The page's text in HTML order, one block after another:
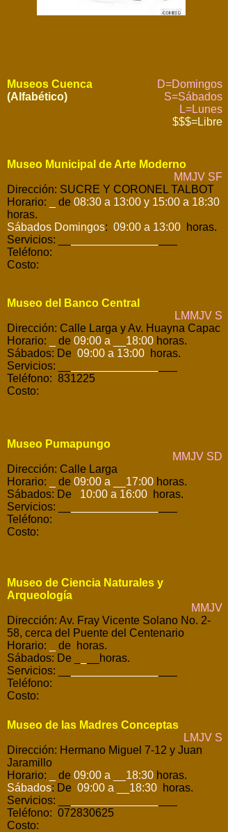
Museos Cuenca
(Alfabético)
D=Domingos
S=Sábados
L=Lunes
$$$=Libre
Museo Municipal de Arte Moderno
MMJV SF
Dirección: SUCRE Y CORONEL TALBOT
Horario:
de 08:30 a 13:00 y 15:00 a 18:30
horas.
Sábados Domingos: 09:00 a 13:00 horas.
Servicios: __
Teléfono:
Costo:
Museo del Banco Central
LMMJV S
Dirección: Calle Larga y Av. Huayna Capac
Horario:
de 09:00 a __18:00 horas.
Sábados: De 09:00 a 13:00 horas.
Servicios: __
Teléfono: 831225
Costo:
Museo Pumapungo
MMJV SD
Dirección: Calle Larga
Horario:
de 09:00 a __17:00 horas.
Sábados: De 10:00 a 16:00 horas.
Servicios: __
Teléfono:
Costo:
Museo de Ciencia Naturales y
Arqueología
MMJV
Dirección: Av. Fray Vicente Solano No. 2-
58, cerca del Puente del Centenario
Horario:
de horas.
Sábados: De _
__horas.
Servicios: __
Teléfono:
Costo:
Museo de las Madres Conceptas
LMJV S
Dirección: Hermano Miguel 7-12 y Juan
Jaramillo
Horario:
de 09:00 a __18:30 horas.
Sábados: De 09:00 a __18:30 horas.
Servicios: __
Teléfono: 072830625
Costo: